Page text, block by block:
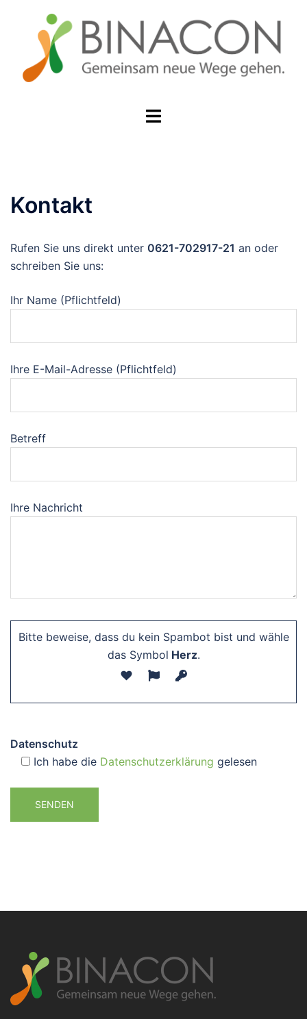
springen
Menü
Kontakt
Rufen Sie uns direkt unter 0621-702917-21 an oder
schreiben Sie uns:
Ihr Name (Pflichtfeld)
Ihre E-Mail-Adresse (Pflichtfeld)
Betreff
Ihre Nachricht
Bitte beweise, dass du kein Spambot bist und wähle
das Symbol Herz.
Datenschutz
Ich habe die Datenschutzerklärung gelesen